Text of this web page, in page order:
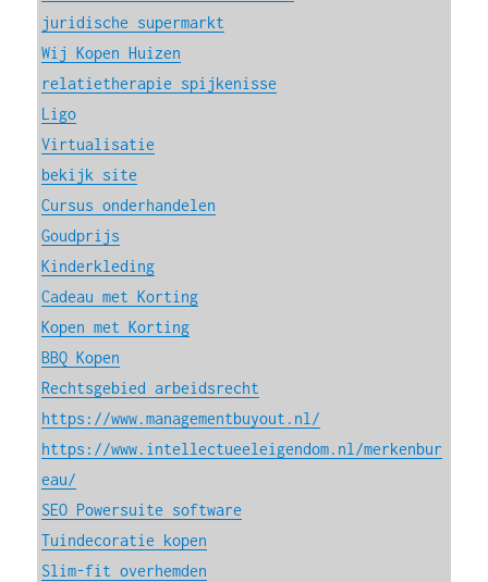
juridische supermarkt
Wij Kopen Huizen
relatietherapie spijkenisse
Ligo
Virtualisatie
bekijk site
Cursus onderhandelen
Goudprijs
Kinderkleding
Cadeau met Korting
Kopen met Korting
BBQ Kopen
Rechtsgebied arbeidsrecht
https://www.managementbuyout.nl/
https://www.intellectueeleigendom.nl/merkenbur
eau/
SEO Powersuite software
Tuindecoratie kopen
Slim-fit overhemden